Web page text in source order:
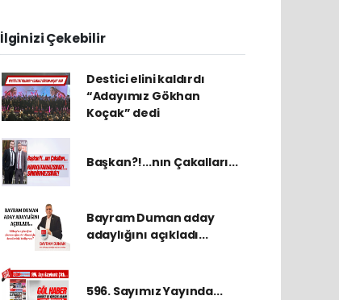
İlginizi Çekebilir
Destici elini kaldırdı
“Adayımız Gökhan
Koçak” dedi
Başkan?!...nın Çakalları...
Bayram Duman aday
adaylığını açıkladı...
596. Sayımız Yayında...